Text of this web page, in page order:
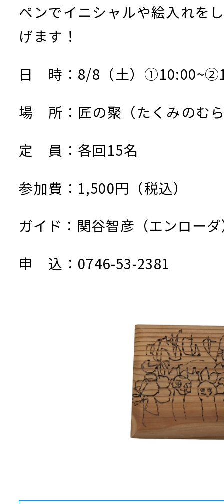
ペンでイニシャルや絵入れを
げます！
日 時：8/8（土）
場 所：匠の聚（たくみのむ
定 員：各回15名
参加費：1,500円（税込）
ガイド：関谷智彦（エンロー
申 込：0746-53-2381